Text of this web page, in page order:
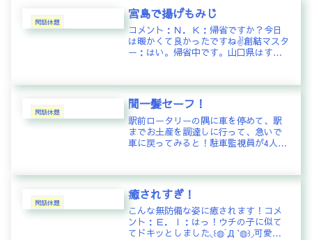
閑話休題
宮島で揚げもみじ
コメント：Ｎ．Ｋ：帰省ですか？今日
は暖かくて良かったですね✌創結マスタ
ー：はい。帰省中です。山口県はすぐ
Ｙ．Ｏ：生きてるうちに行きたいトコ
です(o^^o)Ｔ．Ｏ：「もみじ...
閑話休題
間一髪セーフ！
駅前ロータリーの隅に車を停めて、駅
までお土産を調達しに行って、急いで
車に戻ってみると！駐車監視員が4人も
たら許してくれた。間一髪！！コメン
ト：Ｓ．Ｋ：良かったね〜
閑話休題
癒されすぎ！
こんな無防備な姿に癒されます！コメ
ント：Ｅ．Ｉ：はっ！ウチの子に似て
てドキッとしました◟꒰◍´Д‵◍꒱◞可愛い